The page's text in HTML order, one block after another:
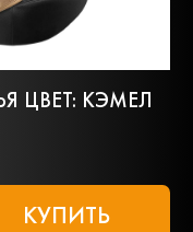
ЦВЕТ: КЭМЕЛ
КУПИТЬ